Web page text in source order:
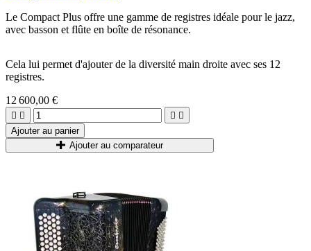
Le Compact Plus offre une gamme de registres idéale pour le jazz,
avec basson et flûte en boîte de résonance.
Cela lui permet d'ajouter de la diversité main droite avec ses 12
registres.
12 600,00 €
   
Ajouter au panier
Ajouter au comparateur